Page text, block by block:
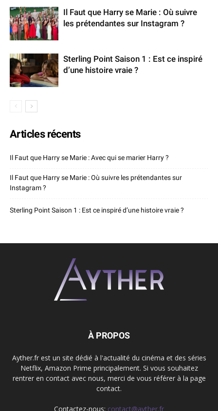
Il Faut que Harry se Marie : Où suivre
les prétendantes sur Instagram ?
Sterling Point Saison 1 : Est ce inspiré
d’une histoire vraie ?
Articles récents
Il Faut que Harry se Marie : Avec qui se marier Harry ?
Il Faut que Harry se Marie : Où suivre les prétendantes sur
Instagram ?
Sterling Point Saison 1 : Est ce inspiré d’une histoire vraie ?
À PROPOS
Ayther.fr est un site dédié à l'actualité du cinéma et des séries
Netflix, Amazon Prime principalement. Si vous souhaitez
rentrer en contact avec nous, merci de vous référer à la page
contact.
Contactez-nous: contact@ayther.fr